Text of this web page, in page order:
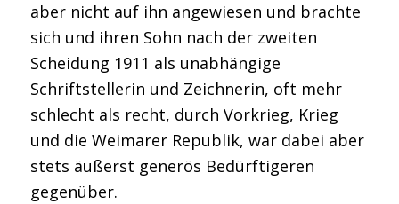
aber nicht auf ihn angewiesen und brachte
sich und ihren Sohn nach der zweiten
Scheidung 1911 als unabhängige
Schriftstellerin und Zeichnerin, oft mehr
schlecht als recht, durch Vorkrieg, Krieg
und die Weimarer Republik, war dabei aber
stets äußerst generös Bedürftigeren
gegenüber.